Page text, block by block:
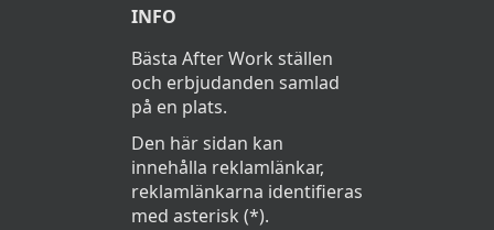
INFO
Bästa After Work ställen
och erbjudanden samlad
på en plats.
Den här sidan kan
innehålla reklamlänkar,
reklamlänkarna identifieras
med asterisk (*).